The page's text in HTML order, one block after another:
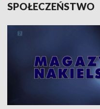
SPOŁECZEŃSTWO